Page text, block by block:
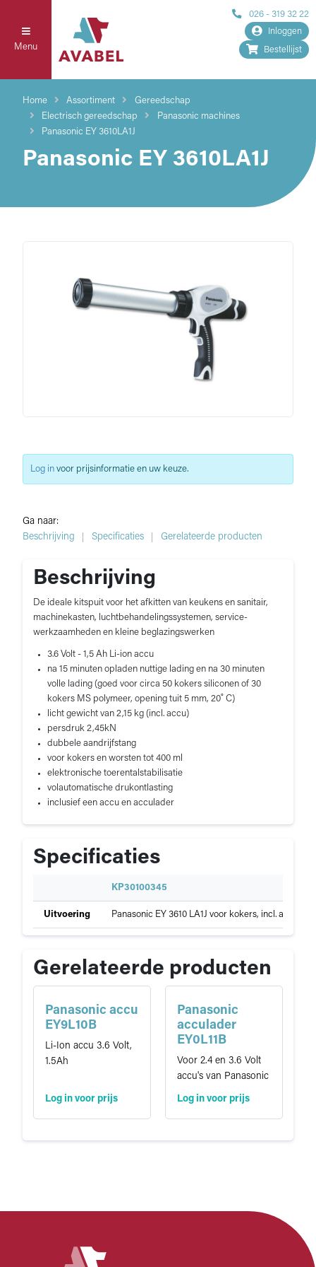
Menu
026 - 319 32 22
Inloggen
Bestellijst
Home Assortiment
Gereedschap
Electrisch gereedschap
Panasonic machines
Panasonic EY 3610LA1J
Panasonic EY 3610LA1J
Ga naar:
Beschrijving
Specificaties Gerelateerde producten
Beschrijving
De ideale kitspuit voor het afkitten van keukens en sanitair,
machinekasten, luchtbehandelingssystemen, service-
werkzaamheden en kleine beglazingswerken
3.6 Volt - 1,5 Ah Li-ion accu
na 15 minuten opladen nuttige lading en na 30 minuten
volle lading (goed voor circa 50 kokers siliconen of 30
kokers MS polymeer, opening tuit 5 mm, 20˚ C)
licht gewicht van 2,15 kg (incl. accu)
persdruk 2,45kN
dubbele aandrijfstang
voor kokers en worsten tot 400 ml
elektronische toerentalstabilisatie
volautomatische drukontlasting
inclusief een accu en acculader
Specificaties
Panasonic
3610LA1J
p
e
c
f
i
a
t
e
KP30100345
Uitvoering Panasonic EY 3610 LA1J voor kokers, incl. accu en
Gerelateerde producten
Panasonic accu
EY9L10B
Li-Ion accu 3.6 Volt,
1.5Ah
Log in voor prijs
Panasonic
acculader
EY0L11B
Voor 2.4 en 3.6 Volt
accu's van Panasonic
Log in voor prijs
Log in voor prijsinformatie en uw keuze.